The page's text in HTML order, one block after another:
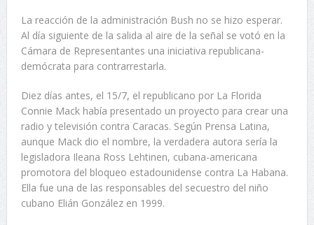
La reacción de la administración Bush no se hizo esperar.
Al día siguiente de la salida al aire de la señal se votó en la
Cámara de Representantes una iniciativa republicana-
demócrata para contrarrestarla.
Diez días antes, el 15/7, el republicano por La Florida
Connie Mack había presentado un proyecto para crear una
radio y televisión contra Caracas. Según Prensa Latina,
aunque Mack dio el nombre, la verdadera autora sería la
legisladora Ileana Ross Lehtinen, cubana-americana
promotora del bloqueo estadounidense contra La Habana.
Ella fue una de las responsables del secuestro del niño
cubano Elián González en 1999.